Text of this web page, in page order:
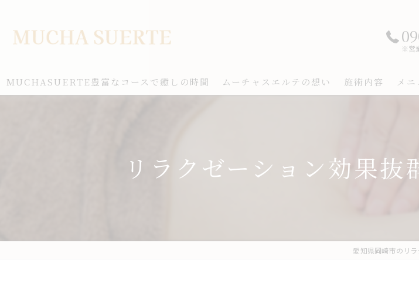
※営
MUCHASUERTE豊富なコースで癒しの時間 ムーチャスエルテの想い 施術内容 メニ
リラクゼーション効果
愛知県岡崎市のリラ